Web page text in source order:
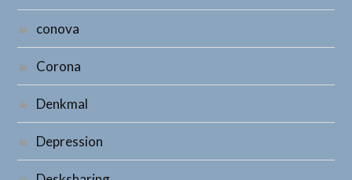
conova
Corona
Denkmal
Depression